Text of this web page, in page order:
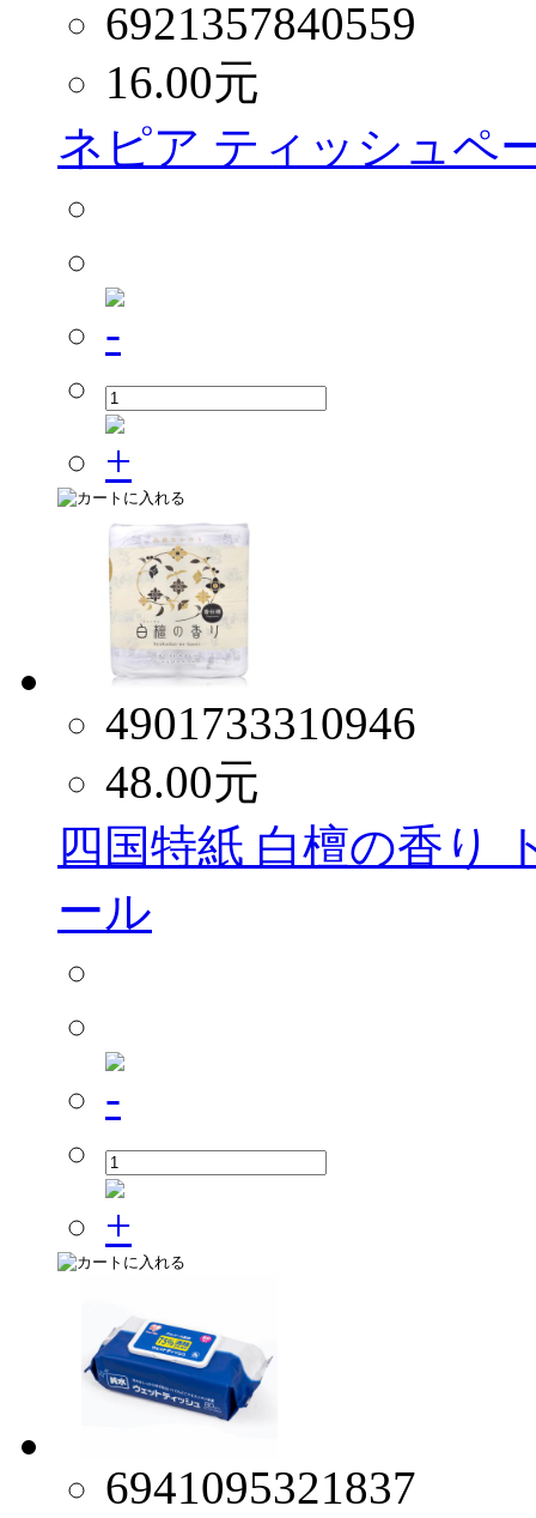
6921357840559
16.00元
ネピア ティッシュペ
4901733310946
48.00元
四国特紙 白檀の香り
ール
6941095321837